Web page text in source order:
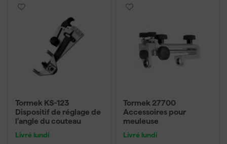
Tormek KS-123
Dispositif de réglage de
l'angle du couteau
Livré lundi
Tormek 27700
Accessoires pour
meuleuse
Livré lundi